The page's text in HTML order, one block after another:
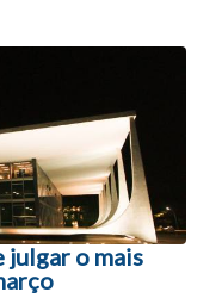
julgar o mais